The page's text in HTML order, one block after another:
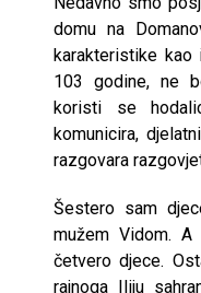
domu na
karakteristike kao
103 godine, ne
koristi se
komunicira,
razgovara
Šestero sam
mužem Vidom.
četvero djece.
rajnoga Iliju